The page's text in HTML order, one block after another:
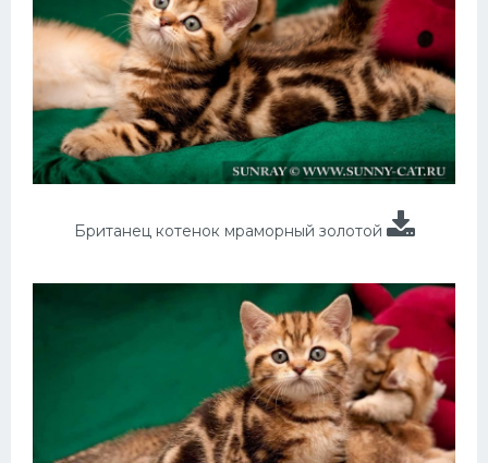
Британец котенок мраморный золотой